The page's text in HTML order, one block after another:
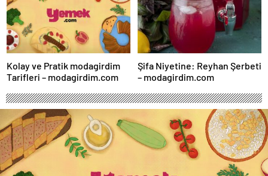
Kolay ve Pratik modagirdim
Tarifleri – modagirdim.com
Şifa Niyetine: Reyhan Şerbeti
– modagirdim.com